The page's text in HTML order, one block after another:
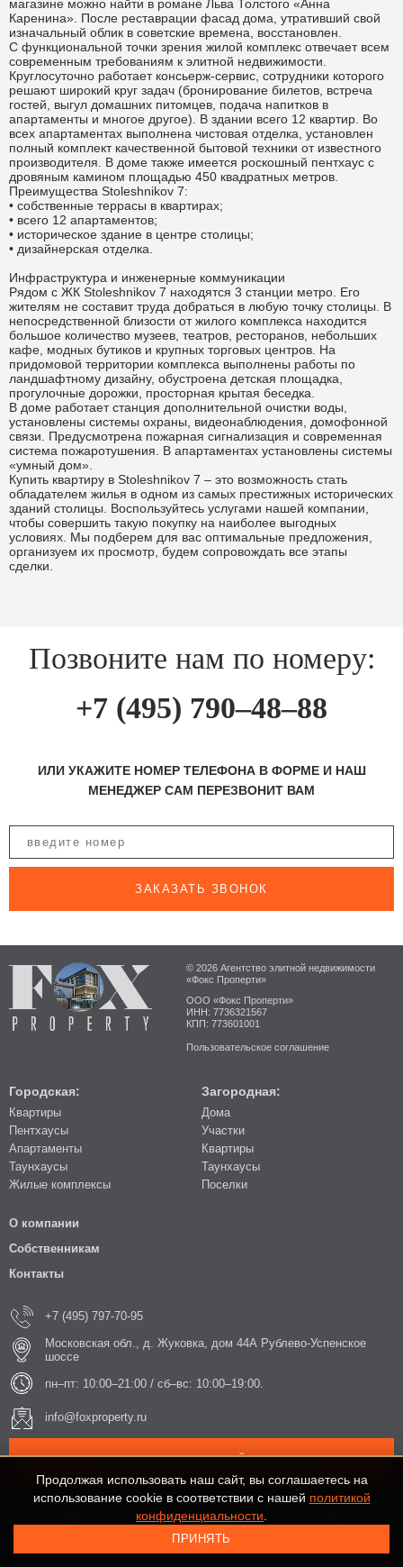
магазине можно найти в романе Льва Толстого «Анна
Каренина». После реставрации фасад дома, утративший свой
изначальный облик в советские времена, восстановлен.
С функциональной точки зрения жилой комплекс отвечает всем
современным требованиям к элитной недвижимости.
Круглосуточно работает консьерж-сервис, сотрудники которого
решают широкий круг задач (бронирование билетов, встреча
гостей, выгул домашних питомцев, подача напитков в
апартаменты и многое другое). В здании всего 12 квартир. Во
всех апартаментах выполнена чистовая отделка, установлен
полный комплект качественной бытовой техники от известного
производителя. В доме также имеется роскошный пентхаус с
дровяным камином площадью 450 квадратных метров.
Преимущества Stoleshnikov 7:
• собственные террасы в квартирах;
• всего 12 апартаментов;
• историческое здание в центре столицы;
• дизайнерская отделка.
Инфраструктура и инженерные коммуникации
Рядом с ЖК Stoleshnikov 7 находятся 3 станции метро. Его
жителям не составит труда добраться в любую точку столицы. В
непосредственной близости от жилого комплекса находится
большое количество музеев, театров, ресторанов, небольших
кафе, модных бутиков и крупных торговых центров. На
придомовой территории комплекса выполнены работы по
ландшафтному дизайну, обустроена детская площадка,
прогулочные дорожки, просторная крытая беседка.
В доме работает станция дополнительной очистки воды,
установлены системы охраны, видеонаблюдения, домофонной
связи. Предусмотрена пожарная сигнализация и современная
система пожаротушения. В апартаментах установлены системы
«умный дом».
Купить квартиру в Stoleshnikov 7 – это возможность стать
обладателем жилья в одном из самых престижных исторических
зданий столицы. Воспользуйтесь услугами нашей компании,
чтобы совершить такую покупку на наиболее выгодных
условиях. Мы подберем для вас оптимальные предложения,
организуем их просмотр, будем сопровождать все этапы
сделки.
Позвоните нам по номеру:
+7 (495) 790–48–88
ИЛИ УКАЖИТЕ НОМЕР ТЕЛЕФОНА В ФОРМЕ И НАШ
МЕНЕДЖЕР САМ ПЕРЕЗВОНИТ ВАМ
ЗАКАЗАТЬ ЗВОНОК
© 2026 Агентство элитной недвижимости
«Фокс Проперти»
ООО «Фокс Проперти»
ИНН: 7736321567
КПП: 773601001
Пользовательское соглашение
Городская:
Квартиры
Пентхаусы
Апартаменты
Таунхаусы
Жилые комплексы
Загородная:
Дома
Участки
Квартиры
Таунхаусы
Поселки
О компании
Собственникам
Контакты
+7 (495) 797-70-95
Московская обл., д. Жуковка, дом 44А Рублево-Успенское
шоссе
пн–пт: 10:00–21:00 / сб–вс: 10:00–19:00.
info@foxproperty.ru
ЗАКАЗАТЬ ОБРАТНЫЙ ЗВОНОК
Продолжая использовать наш сайт, вы соглашаетесь на
использование cookie в соответствии с нашей политикой
конфиденциальности
ПРИНЯТЬ